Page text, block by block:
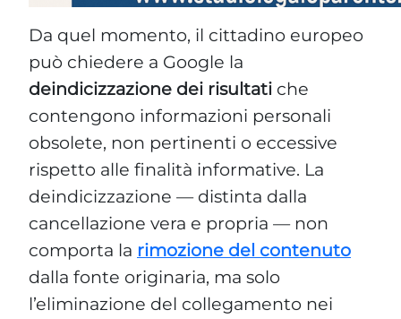
Da quel momento, il cittadino europeo
può chiedere a Google la
deindicizzazione dei risultati che
contengono informazioni personali
obsolete, non pertinenti o eccessive
rispetto alle finalità informative. La
deindicizzazione — distinta dalla
cancellazione vera e propria — non
comporta la rimozione del contenuto
dalla fonte originaria, ma solo
l’eliminazione del collegamento nei